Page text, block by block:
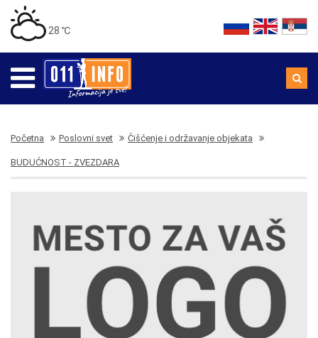
28 ℃
Početna Poslovni svet Čišćenje i održavanje objekata
BUDUĆNOST - ZVEZDARA